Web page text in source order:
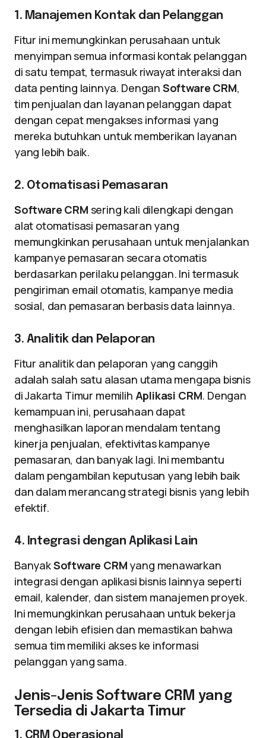
1. Manajemen Kontak dan Pelanggan
Fitur ini memungkinkan perusahaan untuk
menyimpan semua informasi kontak pelanggan
di satu tempat, termasuk riwayat interaksi dan
data penting lainnya. Dengan Software CRM,
tim penjualan dan layanan pelanggan dapat
dengan cepat mengakses informasi yang
mereka butuhkan untuk memberikan layanan
yang lebih baik.
2. Otomatisasi Pemasaran
Software CRM sering kali dilengkapi dengan
alat otomatisasi pemasaran yang
memungkinkan perusahaan untuk menjalankan
kampanye pemasaran secara otomatis
berdasarkan perilaku pelanggan. Ini termasuk
pengiriman email otomatis, kampanye media
sosial, dan pemasaran berbasis data lainnya.
3. Analitik dan Pelaporan
Fitur analitik dan pelaporan yang canggih
adalah salah satu alasan utama mengapa bisnis
di Jakarta Timur memilih Aplikasi CRM. Dengan
kemampuan ini, perusahaan dapat
menghasilkan laporan mendalam tentang
kinerja penjualan, efektivitas kampanye
pemasaran, dan banyak lagi. Ini membantu
dalam pengambilan keputusan yang lebih baik
dan dalam merancang strategi bisnis yang lebih
efektif.
4. Integrasi dengan Aplikasi Lain
BanyakSoftware CRM yang menawarkan
integrasi dengan aplikasi bisnis lainnya seperti
email, kalender, dan sistem manajemen proyek.
Ini memungkinkan perusahaan untuk bekerja
dengan lebih efisien dan memastikan bahwa
semua tim memiliki akses ke informasi
pelanggan yang sama.
Jenis-Jenis Software CRM yang
Tersedia di Jakarta Timur
1. CRM Operasional